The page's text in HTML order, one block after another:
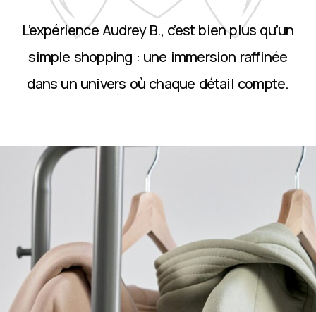
L’expérience Audrey B., c’est bien plus qu’un
simple shopping : une immersion raffinée
dans un univers où chaque détail compte.